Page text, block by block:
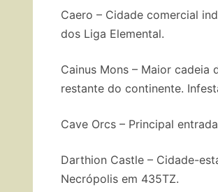
Caero – Cidade comercial
dos Liga Elemental.
Cainus Mons – Maior
restante do continente.
Cave Orcs – Principal
Darthion Castle – Cidade-
Necrópolis em 435TZ.